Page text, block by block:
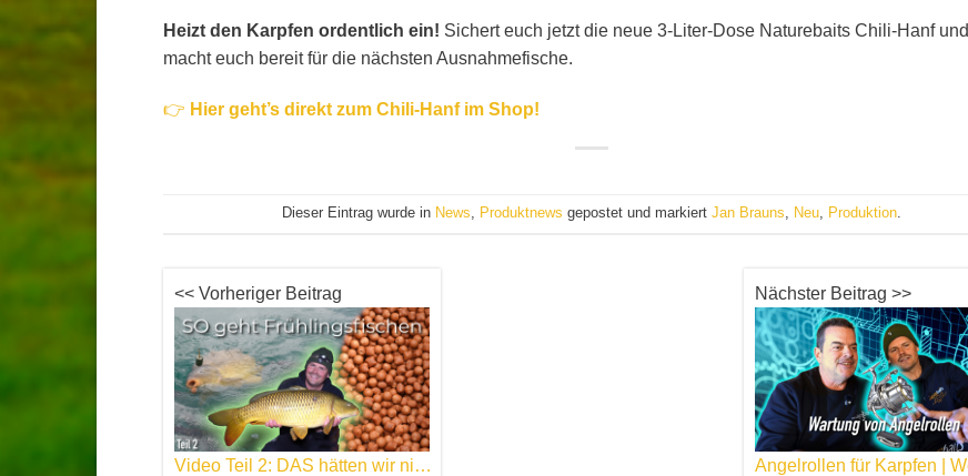
Heizt den Karpfen ordentlich ein! Sichert euch jetzt die neue 3-Liter-Dose Naturebaits Chili-Hanf und
macht euch bereit für die nächsten Ausnahmefische.
👉 Hier geht’s direkt zum Chili-Hanf im Shop!
Dieser Eintrag wurde in News, Produktnews gepostet und markiertJan Brauns, Neu, Produktion.
<< Vorheriger Beitrag
Video Teil 2: DAS hätten wir nicht gedacht – Biss auf Biss – Dickenmittel regelt | Teil 2
Nächster Beitrag >>